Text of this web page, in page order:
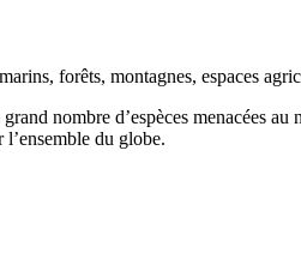
forêts, montagnes, espaces
nombre d’espèces menacées
l’ensemble du globe.